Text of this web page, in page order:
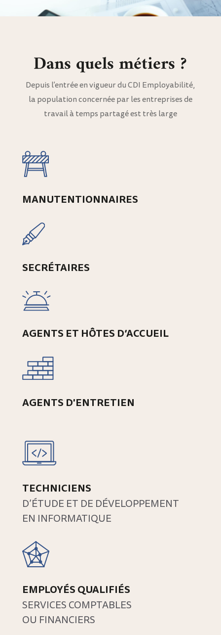
Dans quels métiers ?
Depuis l’entrée en vigueur du CDI Employabilité,
la population concernée par les entreprises de
travail à temps partagé est très large
MANUTENTIONNAIRES
SECRÉTAIRES
AGENTS ET HÔTES D’ACCUEIL
AGENTS D'ENTRETIEN
TECHNICIENS
D’ÉTUDE ET DE DÉVELOPPEMENT
EN INFORMATIQUE
EMPLOYÉS QUALIFIÉS
SERVICES COMPTABLES
OU FINANCIERS